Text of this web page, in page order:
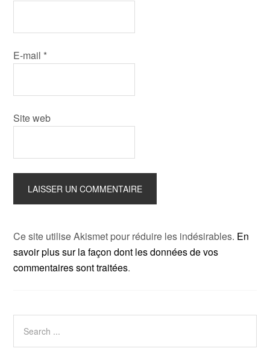
E-mail *
Site web
Ce site utilise Akismet pour réduire les indésirables. En
savoir plus sur la façon dont les données de vos
commentaires sont traitées.